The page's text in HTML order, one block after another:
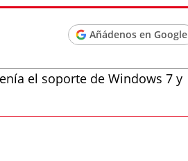
Añádenos en Google
el soporte de Windows 7 y